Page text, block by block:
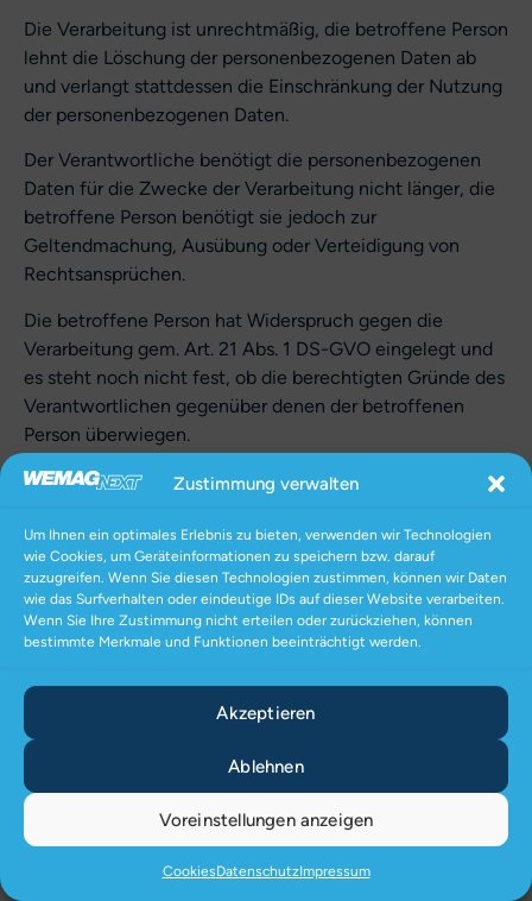
Zustimmung verwalten
Um Ihnen ein optimales Erlebnis zu bieten, verwenden wir Technologien
wie Cookies, um Geräteinformationen zu speichern bzw. darauf
zuzugreifen. Wenn Sie diesen Technologien zustimmen, können wir Daten
wie das Surfverhalten oder eindeutige IDs auf dieser Website verarbeiten.
Wenn Sie Ihre Zustimmung nicht erteilen oder zurückziehen, können
bestimmte Merkmale und Funktionen beeinträchtigt werden.
Akzeptieren
Ablehnen
Voreinstellungen anzeigen
CookiesDatenschutzImpressum
Die Verarbeitung ist unrechtmäßig, die betroffene Person
lehnt die Löschung der personenbezogenen Daten ab
und verlangt stattdessen die Einschränkung der Nutzung
der personenbezogenen Daten.
Der Verantwortliche benötigt die personenbezogenen
Daten für die Zwecke der Verarbeitung nicht länger, die
betroffene Person benötigt sie jedoch zur
Geltendmachung, Ausübung oder Verteidigung von
Rechtsansprüchen.
Die betroffene Person hat Widerspruch gegen die
Verarbeitung gem. Art. 21 Abs. 1 DS-GVO eingelegt und
es steht noch nicht fest, ob die berechtigten Gründe des
Verantwortlichen gegenüber denen der betroffenen
Person überwiegen.
gegeben ist und eine betroffene Person die
der WEMAG AG gespeichert sind, verlangen möchte,
kann sie sich hierzu jederzeit an einen Mitarbeiter des für
die Verarbeitung Verantwortlichen wenden. Der
Mitarbeiter der WEMAG AG wird die Einschränkung der
Recht auf Datenübertragbarkeit
Jede von der Verarbeitung personenbezogener Daten
betroffene Person hat das vom Europäischen Richtlinien-
und Verordnungsgeber gewährte Recht, die sie
betreffenden personenbezogenen Daten, welche durch
die betroffene Person einem Verantwortlichen